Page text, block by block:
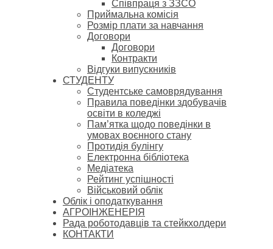
Співпраця з ЗЗСО
Приймальна комісія
Розмір плати за навчання
Договори
Договори
Контракти
Відгуки випускників
СТУДЕНТУ
Cтудентське самоврядування
Правила поведінки здобувачів
освіти в коледжі
Пам’ятка щодо поведінки в
умовах воєнного стану
Протидія булінгу
Електронна бібліотека
Медіатека
Рейтинг успішності
Військовий облік
Облік і оподаткування
АГРОІНЖЕНЕРІЯ
Рада роботодавців та стейкхолдери
КОНТАКТИ